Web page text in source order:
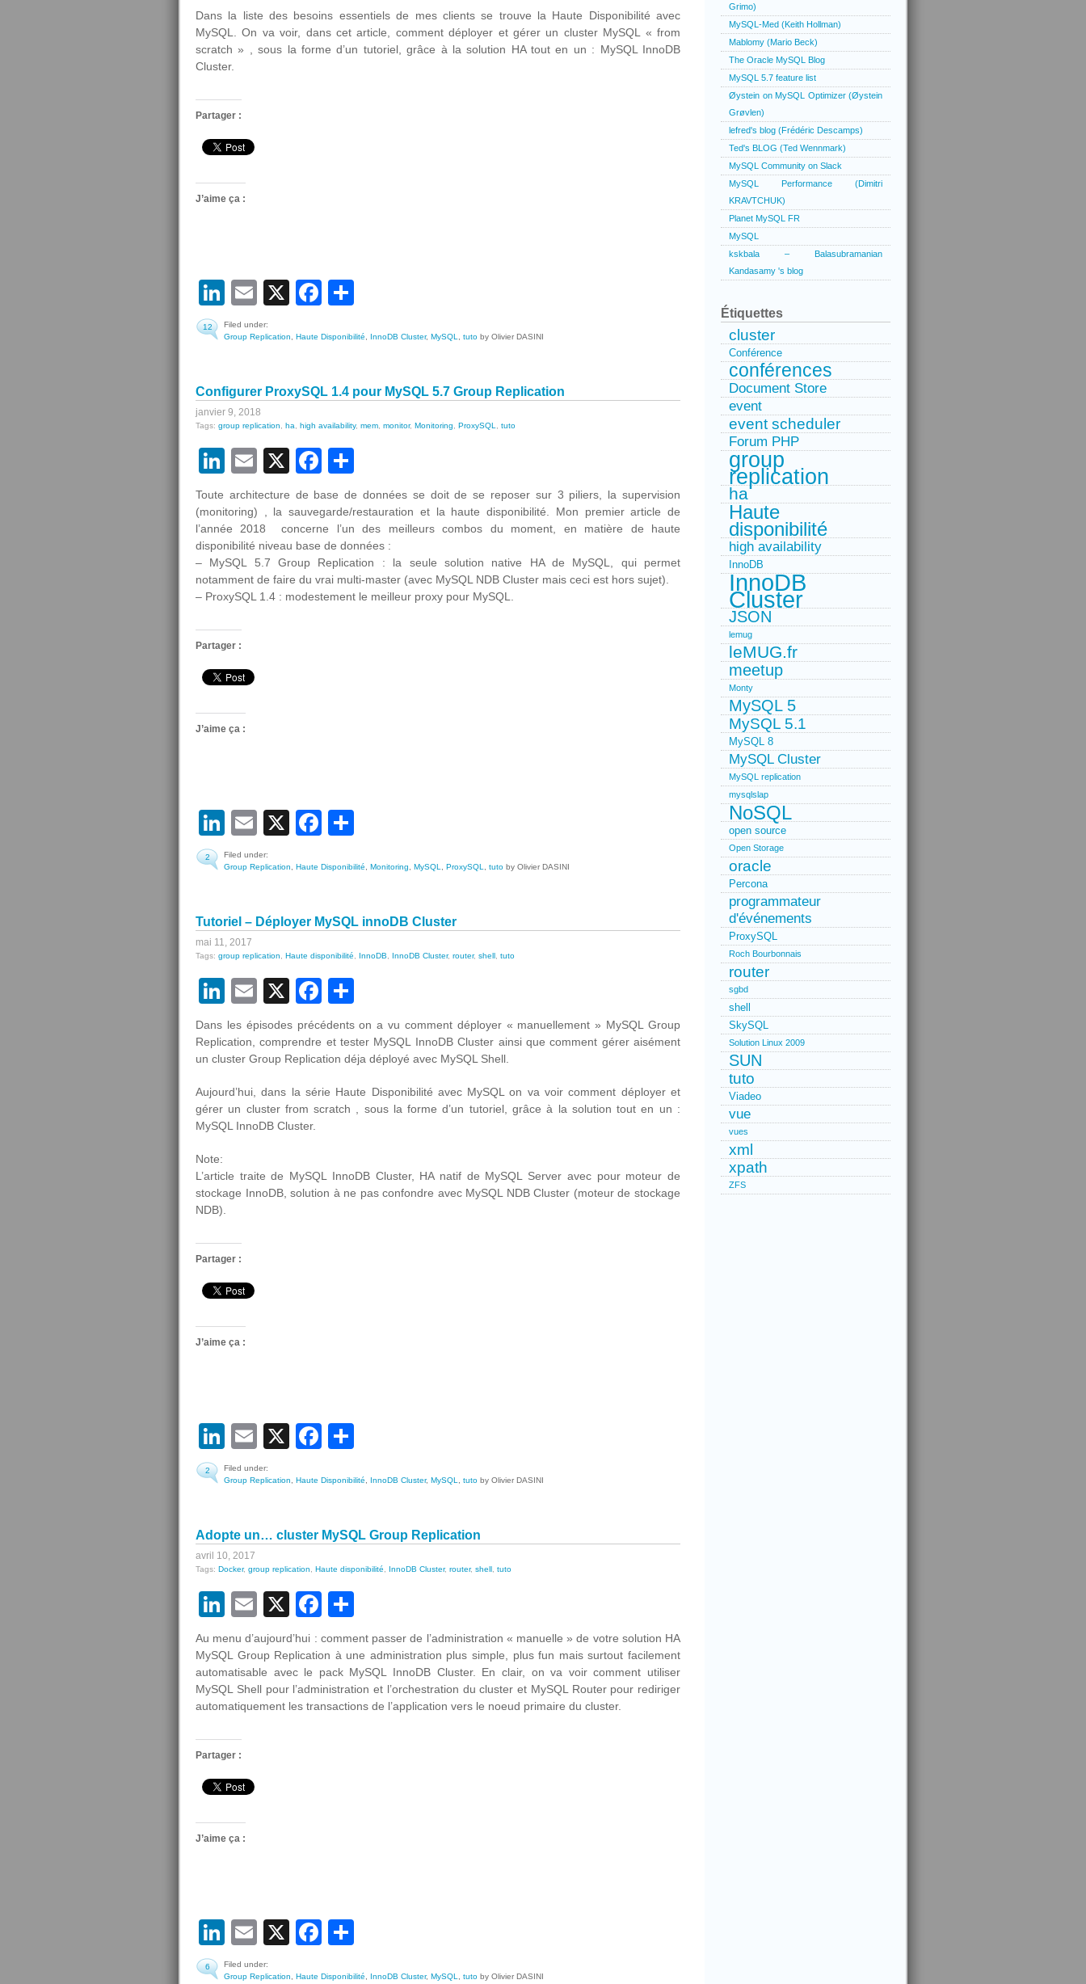
Dans la liste des besoins essentiels de mes clients se trouve la Haute Disponibilité avec
MySQL. On va voir, dans cet article, comment déployer et gérer un cluster MySQL « from
scratch » , sous la forme d’un tutoriel, grâce à la solution HA tout en un : MySQL InnoDB
Cluster.
Partager :
J’aime ça :
LinkedIn
Email
X Facebook
12
Filed under:
Group Replication
Haute Disponibilité InnoDB Cluster, MySQL tuto by Olivier DASINI
Configurer ProxySQL 1.4 pour MySQL 5.7 Group Replication
janvier 9, 2018
Tags: group replication ha high availability, mem monitor, Monitoring ProxySQL tuto
LinkedIn
Email
X Facebook
Toute architecture de base de données se doit de se reposer sur 3 piliers, la supervision
(monitoring) , la sauvegarde/restauration et la haute disponibilité. Mon premier article de
l’année 2018 concerne l’un des meilleurs combos du moment, en matière de haute
disponibilité niveau base de données :
– MySQL 5.7 Group Replication : la seule solution native HA de MySQL, qui permet
notamment de faire du vrai multi-master (avec MySQL NDB Cluster mais ceci est hors sujet).
– ProxySQL 1.4 : modestement le meilleur proxy pour MySQL.
Partager :
J’aime ça :
LinkedIn
Email
X Facebook
2
Filed under:
Group Replication
Haute Disponibilité Monitoring MySQL ProxySQL tuto by Olivier DASINI
Tutoriel – Déployer MySQL innoDB Cluster
mai 11, 2017
Tags: group replication Haute disponibilité InnoDB InnoDB Cluster, router, shell tuto
LinkedIn
Email
X Facebook
Dans les épisodes précédents on a vu comment déployer « manuellement » MySQL Group
Replication, comprendre et tester MySQL InnoDB Cluster ainsi que comment gérer aisément
un cluster Group Replication déja déployé avec MySQL Shell.
Aujourd’hui, dans la série Haute Disponibilité avec MySQL on va voir comment déployer et
gérer un cluster from scratch , sous la forme d’un tutoriel, grâce à la solution tout en un :
MySQL InnoDB Cluster.
Note:
L’article traite de MySQL InnoDB Cluster, HA natif de MySQL Server avec pour moteur de
stockage InnoDB, solution à ne pas confondre avec MySQL NDB Cluster (moteur de stockage
NDB).
Partager :
J’aime ça :
LinkedIn
Email
X Facebook
2
Filed under:
Group Replication
Haute Disponibilité InnoDB Cluster, MySQL tuto by Olivier DASINI
Adopte un… cluster MySQL Group Replication
avril 10, 2017
Tags: Docker, group replication Haute disponibilité InnoDB Cluster, router, shell tuto
LinkedIn
Email
X Facebook
Au menu d’aujourd’hui : comment passer de l’administration « manuelle » de votre solution HA
MySQL Group Replication à une administration plus simple, plus fun mais surtout facilement
automatisable avec le pack MySQL InnoDB Cluster. En clair, on va voir comment utiliser
MySQL Shell pour l’administration et l’orchestration du cluster et MySQL Router pour rediriger
automatiquement les transactions de l’application vers le noeud primaire du cluster.
Partager :
J’aime ça :
LinkedIn
Email
X Facebook
6
Filed under:
Group Replication
Haute Disponibilité InnoDB Cluster, MySQL tuto by Olivier DASINI
Grimo)
MySQL-Med (Keith Hollman)
Mablomy (Mario Beck)
The Oracle MySQL Blog
MySQL 5.7 feature list
Øystein on MySQL Optimizer (Øystein
Grøvlen)
lefred's blog (Frédéric Descamps)
Ted's BLOG (Ted Wennmark)
MySQL Community on Slack
MySQL Performance (Dimitri
KRAVTCHUK)
Planet MySQL FR
MySQL
kskbala – Balasubramanian
Kandasamy 's blog
Étiquettes
cluster
Conférence
conférences
Document Store
event
event scheduler
Forum PHP
group
replication
ha
Haute
disponibilité
high availability
InnoDB
InnoDB
Cluster
JSON
lemug
leMUG.fr
meetup
Monty
MySQL 5
MySQL 5.1
MySQL 8
MySQL Cluster
MySQL replication
mysqlslap
NoSQL
open source
Open Storage
oracle
Percona
programmateur
d'événements
ProxySQL
Roch Bourbonnais
router
sgbd
shell
SkySQL
Solution Linux 2009
SUN
tuto
Viadeo
vue
vues
xml
xpath
ZFS